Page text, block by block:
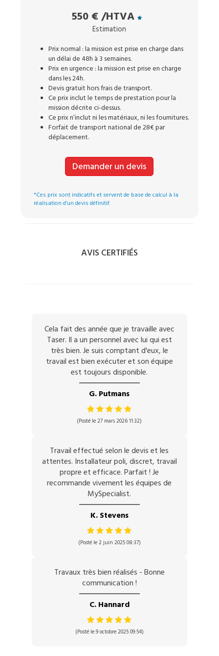
550 € /HTVA
Estimation
Prix normal : la mission est prise en charge dans
un délai de 48h à 3 semaines.
Prix en urgence : la mission est prise en charge
dans les 24h.
Devis gratuit hors frais de transport.
Ce prix inclut le temps de prestation pour la
mission décrite ci-dessus.
Ce prix n’inclut ni les matériaux, ni les fournitures.
Forfait de transport national de 28€ par
déplacement.
Demander un devis
*Ces prix sont indicatifs et servent de base de calcul à la
réalisation d’un devis définitif.
AVIS CERTIFIÉS
Cela fait des année que je travaille avec
Taser. Il a un personnel avec lui qui est
très bien. Je suis comptant d'eux, le
travail est bien exécuter et son équipe
est toujours disponible.
G. Putmans
(Posté le 27 mars 2026 11:32)
Travail effectué selon le devis et les
attentes. Installateur poli, discret, travail
propre et efficace. Parfait ! Je
recommande vivement les équipes de
MySpecialist.
K. Stevens
(Posté le 2 juin 2025 08:37)
Travaux très bien réalisés - Bonne
communication !
C. Hannard
(Posté le 9 octobre 2025 09:54)